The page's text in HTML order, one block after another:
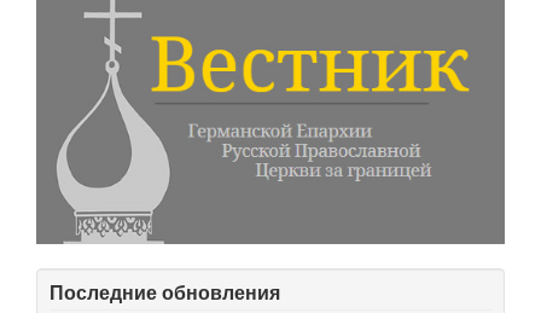
Последние обновления